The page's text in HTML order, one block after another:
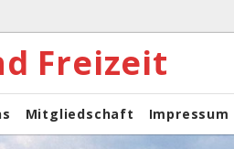
Freizeit
Mitgliedschaft Impressum